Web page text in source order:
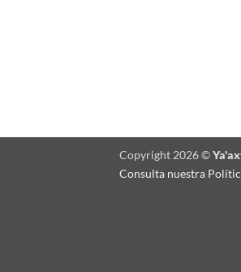
Copyright 2026 ©
Consulta nuestra